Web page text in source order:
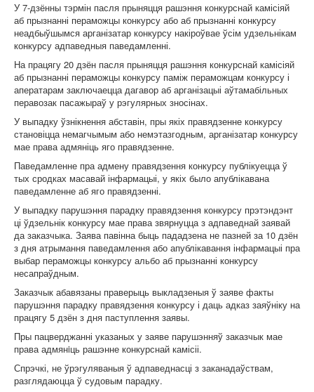
У 7-дзённы тэрмін пасля прыняцця рашэння конкурснай камісіяй
аб прызнанні пераможцы конкурсу або аб прызнанні конкурсу
неадбыўшымся арганізатар конкурсу накіроўвае ўсім удзельнікам
конкурсу адпаведныя паведамленні.
На працягу 20 дзён пасля прыняцця рашэння конкурснай камісіяй
аб прызнанні пераможцы конкурсу паміж пераможцам конкурсу і
аператарам заключаецца дагавор аб арганізацыі аўтамабільных
перавозак пасажыраў у рэгулярных зносінах.
У выпадку ўзнікнення абставін, пры якіх правядзенне конкурсу
становіцца немагчымым або немэтазгодным, арганізатар конкурсу
мае права адмяніць яго правядзенне.
Паведамленне пра адмену правядзення конкурсу публікуецца ў
тых сродках масавай інфармацыі, у якіх было апублікавана
паведамленне аб яго правядзенні.
У выпадку парушэння парадку правядзення конкурсу прэтэндэнт
ці ўдзельнік конкурсу мае права звярнуцца з адпаведнай заявай
да заказчыка. Заява павінна быць пададзена не пазней за 10 дзён
з дня атрымання паведамлення або апублікавання інфармацыі пра
выбар пераможцы конкурсу альбо аб прызнанні конкурсу
несапраўдным.
Заказчык абавязаны праверыць выкладзеныя ў заяве факты
парушэння парадку правядзення конкурсу і даць адказ заяўніку на
працягу 5 дзён з дня паступлення заявы.
Пры пацверджанні указаных у заяве парушэнняў заказчык мае
права адмянiць рашэнне конкурснай камісіі.
Спрэчкі, не ўрэгуляваныя ў адпаведнасці з заканадаўствам,
разглядаюцца ў судовым парадку.